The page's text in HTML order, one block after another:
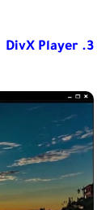
3. DivX Player